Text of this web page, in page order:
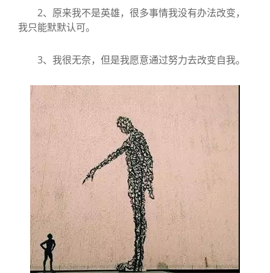
2、原来我不是英雄，很多事情我没有办法改变，
我只能默默认可。
3、我很无奈，但是我愿意通过努力去改变自我。